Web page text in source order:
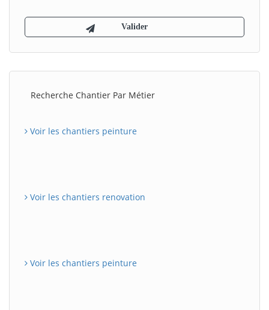
Recherche Chantier Par Métier
Voir les chantiers peinture
Voir les chantiers renovation
Voir les chantiers peinture